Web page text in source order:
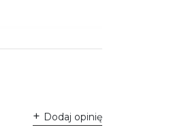
Dodaj opinię